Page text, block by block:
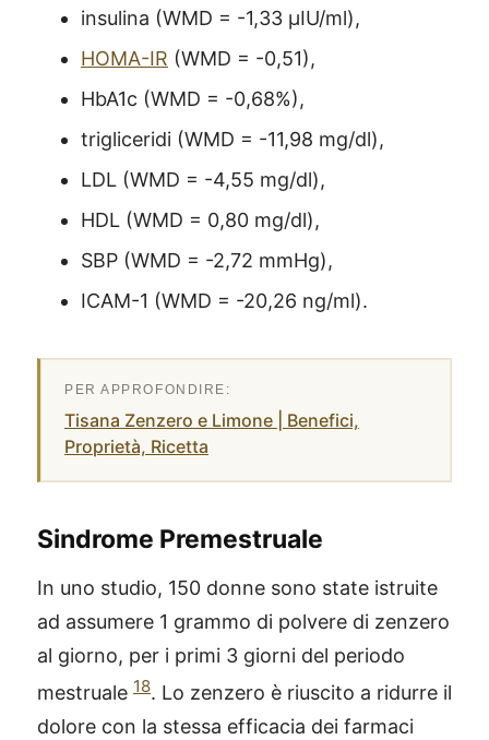
insulina (WMD = -1,33 µIU/ml),
HOMA-IR (WMD = -0,51),
HbA1c (WMD = -0,68%),
trigliceridi (WMD = -11,98 mg/dl),
LDL (WMD = -4,55 mg/dl),
HDL (WMD = 0,80 mg/dl),
SBP (WMD = -2,72 mmHg),
ICAM-1 (WMD = -20,26 ng/ml).
Tisana Zenzero e Limone | Benefici,
Proprietà, Ricetta
Sindrome Premestruale
In uno studio, 150 donne sono state istruite
ad assumere 1 grammo di polvere di zenzero
al giorno, per i primi 3 giorni del periodo
mestruale 18. Lo zenzero è riuscito a ridurre il
dolore con la stessa efficacia dei farmaci